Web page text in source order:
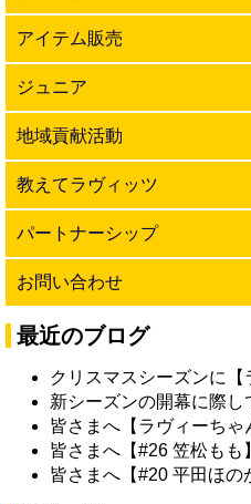
アイテム販売
ジュニア
地域貢献活動
教えてラヴィッツ
パートナーシップ
お問い合わせ
最近のブログ
クリスマスシーズンに【
新シーズンの開幕に際し
皆さまへ【ラヴィーちゃ
皆さまへ【#26 笠松もも】
皆さまへ【#20 平田ほの